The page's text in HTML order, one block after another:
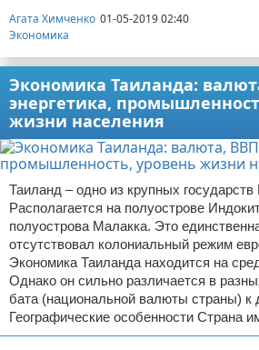
Агата Химченко 01-05-2019 02:40
Экономика
Экономика Таиланда:
энергетика,
жизни населения
Таиланд – одно из крупных
Располагается на полуострове
полуострова Малакка. Это
отсутствовал колониальный режим
Экономика Таиланда находится на
Однако он сильно различается в
бата (национальной валюты страны)
Географические особенности Страна